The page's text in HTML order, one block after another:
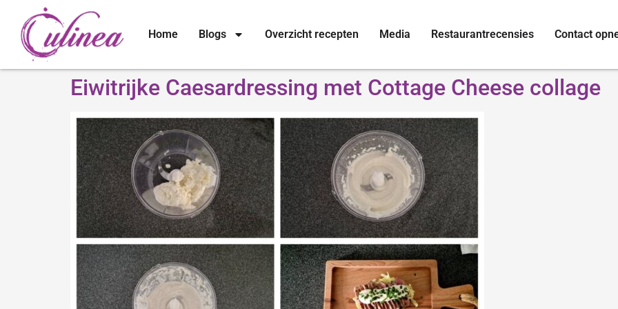
Home Blogs Overzicht recepten Media Restaurantrecensies Contact
Eiwitrijke Caesardressing met Cottage Cheese collage